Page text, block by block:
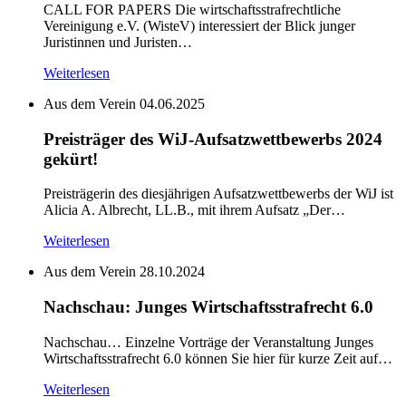
CALL FOR PAPERS Die wirtschaftsstrafrechtliche
Vereinigung e.V. (WisteV) interessiert der Blick junger
Juristinnen und Juristen…
Weiterlesen
Aus dem Verein 04.06.2025
Preisträger des WiJ-Aufsatzwettbewerbs 2024
gekürt!
Preisträgerin des diesjährigen Aufsatzwettbewerbs der WiJ ist
Alicia A. Albrecht, LL.B., mit ihrem Aufsatz „Der…
Weiterlesen
Aus dem Verein 28.10.2024
Nachschau: Junges Wirtschaftsstrafrecht 6.0
Nachschau… Einzelne Vorträge der Veranstaltung Junges
Wirtschaftsstrafrecht 6.0 können Sie hier für kurze Zeit auf…
Weiterlesen